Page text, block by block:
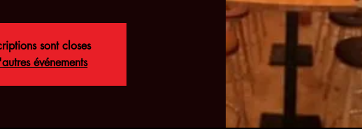
sont closes
événements